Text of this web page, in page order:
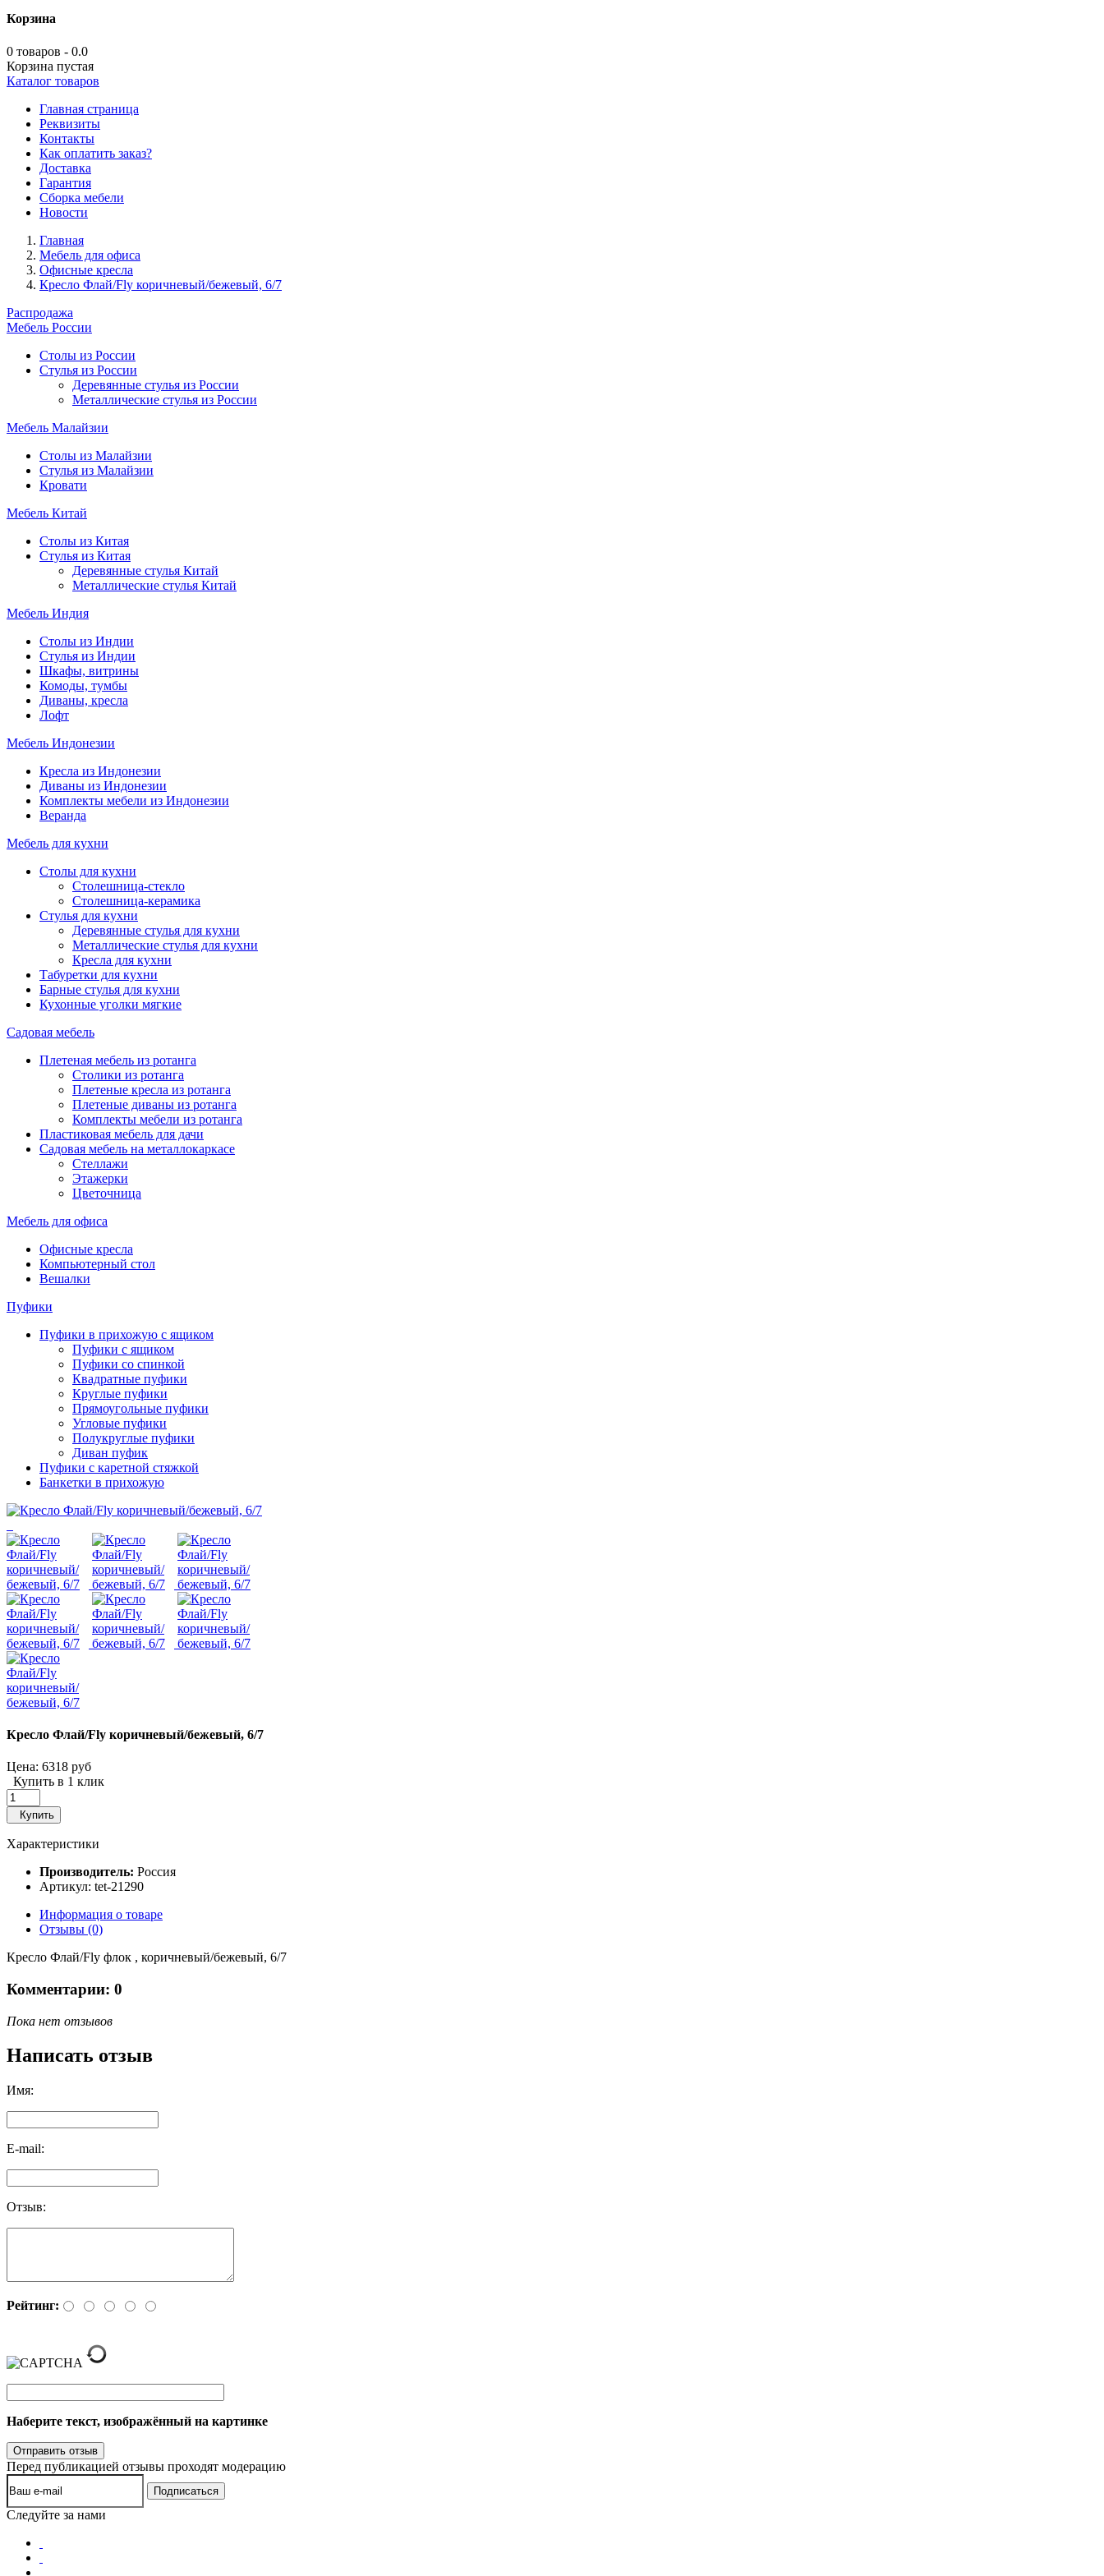
Корзина
0 товаров - 0.0
Корзина пустая
Каталог товаров
Главная страница
Реквизиты
Контакты
Как оплатить заказ?
Доставка
Гарантия
Сборка мебели
Новости
Главная
Мебель для офиса
Офисные кресла
Кресло Флай/Fly коричневый/бежевый, 6/7
Распродажа
Мебель России
Столы из России
Стулья из России
Деревянные стулья из России
Металлические стулья из России
Мебель Малайзии
Столы из Малайзии
Стулья из Малайзии
Кровати
Мебель Китай
Столы из Китая
Стулья из Китая
Деревянные стулья Китай
Металлические стулья Китай
Мебель Индия
Столы из Индии
Стулья из Индии
Шкафы, витрины
Комоды, тумбы
Диваны, кресла
Лофт
Мебель Индонезии
Кресла из Индонезии
Диваны из Индонезии
Комплекты мебели из Индонезии
Веранда
Мебель для кухни
Столы для кухни
Столешница-стекло
Столешница-керамика
Стулья для кухни
Деревянные стулья для кухни
Металлические стулья для кухни
Кресла для кухни
Табуретки для кухни
Барные стулья для кухни
Кухонные уголки мягкие
Садовая мебель
Плетеная мебель из ротанга
Столики из ротанга
Плетеные кресла из ротанга
Плетеные диваны из ротанга
Комплекты мебели из ротанга
Пластиковая мебель для дачи
Садовая мебель на металлокаркасе
Стеллажи
Этажерки
Цветочница
Мебель для офиса
Офисные кресла
Компьютерный стол
Вешалки
Пуфики
Пуфики в прихожую с ящиком
Пуфики с ящиком
Пуфики со спинкой
Квадратные пуфики
Круглые пуфики
Прямоугольные пуфики
Угловые пуфики
Полукруглые пуфики
Диван пуфик
Пуфики с каретной стяжкой
Банкетки в прихожую
Кресло Флай/Fly коричневый/бежевый, 6/7
Цена: 6318 руб
Купить в 1 клик
Купить
Характеристики
Производитель: Россия
Артикул: tet-21290
Информация о товаре
Отзывы (0)
Кресло Флай/Fly флок , коричневый/бежевый, 6/7
Комментарии: 0
Пока нет отзывов
Написать отзыв
Имя:
E-mail:
Отзыв:
Рейтинг:
Наберите текст, изображённый на картинке
Перед публикацией отзывы проходят модерацию
Следуйте за нами